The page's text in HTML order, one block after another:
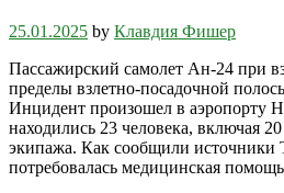
25.01.2025 by Клавдия Фишер
Пассажирский самолет Ан-24 при
пределы взлетно-посадочной
Инцидент произошел в аэропорту
находились 23 человека, включая
экипажа. Как сообщили
потребовалась медицинская